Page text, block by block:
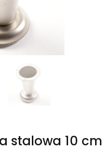
stalowa 10 cm